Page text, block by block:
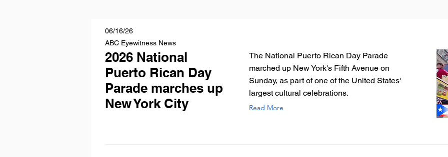
06/16/26
ABC Eyewitness News
2026 National
Puerto Rican Day
Parade marches up
New York City
The National Puerto Rican Day Parade
marched up New York's Fifth Avenue on
Sunday, as part of one of the United States'
largest cultural celebrations.
Read More